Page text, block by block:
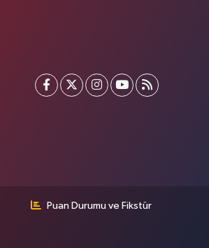
Puan Durumu ve Fikstür